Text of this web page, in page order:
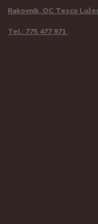
Rakovník, OC Tesco
Tel.: 775 477 971